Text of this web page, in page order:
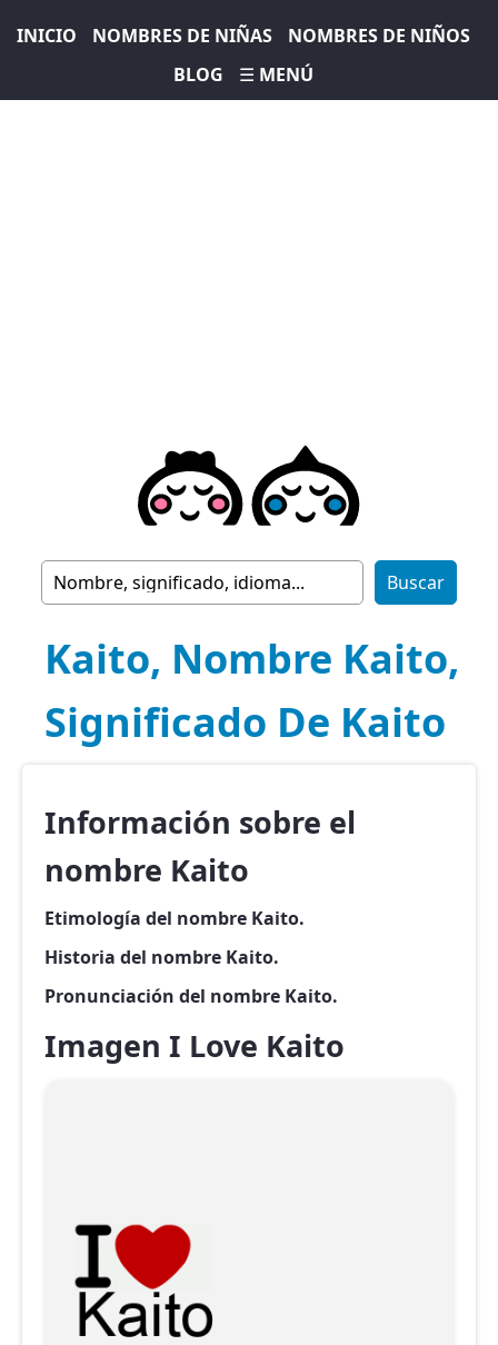
INICIO NOMBRES DE NIÑAS
NOMBRES DE NIÑOS
BLOG
☰ MENÚ
Kaito, Nombre Kaito,
Significado De Kaito
Información sobre el
nombre Kaito
Etimología del nombre Kaito.
Historia del nombre Kaito.
Pronunciación del nombre Kaito.
Imagen I Love Kaito